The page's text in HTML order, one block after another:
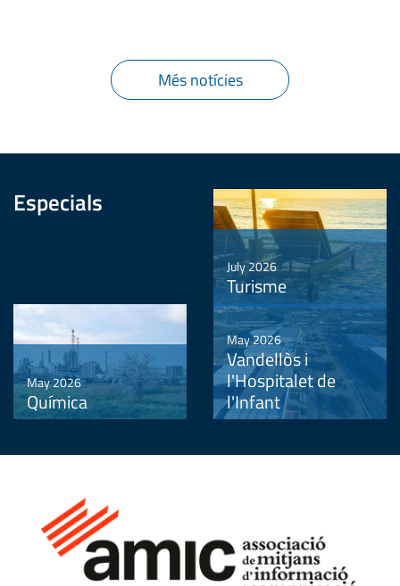
Més notícies
Especials
<
July 2026
Turisme
<
May 2026
Química
<
May 2026
Vandellòs i
l'Hospitalet de
l'Infant